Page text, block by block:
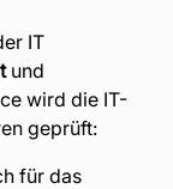
IT
und
wird die IT-
geprüft:
für das